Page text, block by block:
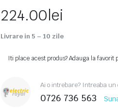
224.00lei
Livrare in 5 – 10 zile
Iti place acest produs? Adauga la favorit
Ai o intrebare? Intreaba
0726 736 563